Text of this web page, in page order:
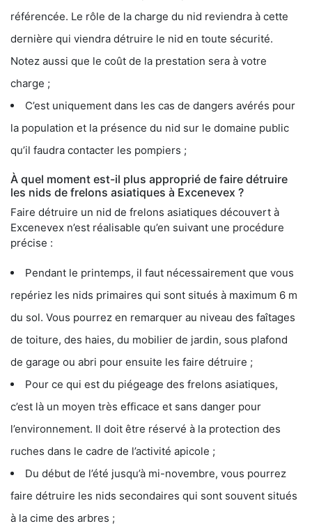
référencée. Le rôle de la charge du nid reviendra à cette
dernière qui viendra détruire le nid en toute sécurité.
Notez aussi que le coût de la prestation sera à votre
charge ;
C’est uniquement dans les cas de dangers avérés pour
la population et la présence du nid sur le domaine public
qu’il faudra contacter les pompiers ;
À quel moment est-il plus approprié de faire détruire
les nids de frelons asiatiques à Excenevex ?
Faire détruire un nid de frelons asiatiques découvert à
Excenevex n’est réalisable qu’en suivant une procédure
précise :
Pendant le printemps, il faut nécessairement que vous
repériez les nids primaires qui sont situés à maximum 6 m
du sol. Vous pourrez en remarquer au niveau des faîtages
de toiture, des haies, du mobilier de jardin, sous plafond
de garage ou abri pour ensuite les faire détruire ;
Pour ce qui est du piégeage des frelons asiatiques,
c’est là un moyen très efficace et sans danger pour
l’environnement. Il doit être réservé à la protection des
ruches dans le cadre de l’activité apicole ;
Du début de l’été jusqu’à mi-novembre, vous pourrez
faire détruire les nids secondaires qui sont souvent situés
à la cime des arbres ;